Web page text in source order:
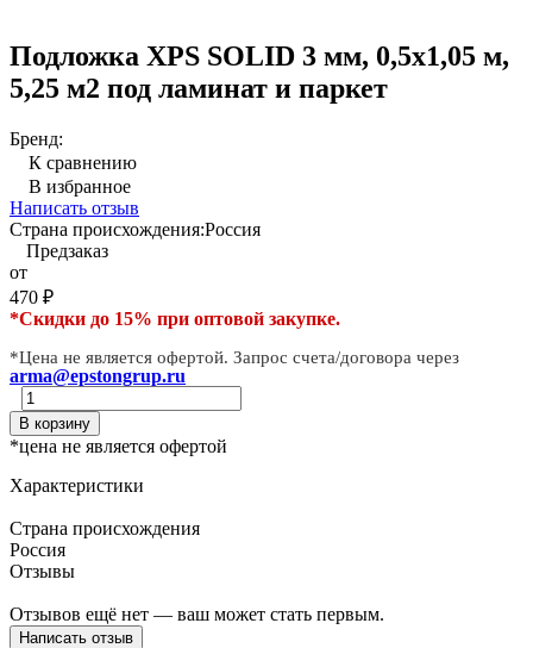
Подложка XPS SOLID 3 мм, 0,5х1,05 м,
5,25 м2 под ламинат и паркет
Бренд:
К сравнению
В избранное
Написать отзыв
Страна происхождения:Россия
Предзаказ
от
470 ₽
*Скидки до 15% при оптовой закупке.
*Цена не является офертой. Запрос счета/договора через
arma@epstongrup.ru
В корзину
*цена не является офертой
Характеристики
Страна происхождения
Россия
Отзывы
Отзывов ещё нет — ваш может стать первым.
Написать отзыв